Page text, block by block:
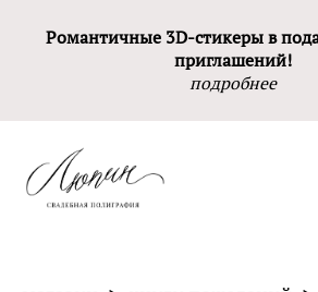
Романтичные 3D-стикеры в
приглашений!
подробнее